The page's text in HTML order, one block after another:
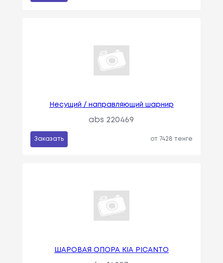
Несущий / направляющий шарнир
abs 220469
Заказать от 7428 тенге
ШАРОВАЯ ОПОРА KIA PICANTO